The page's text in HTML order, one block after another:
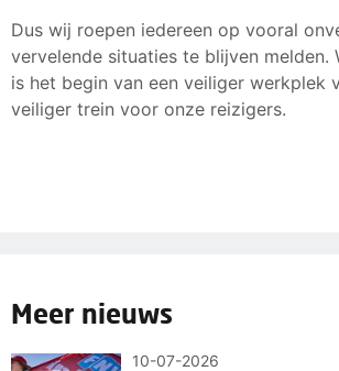
Dus wij roepen iedereen op vooral
vervelende situaties te blijven melden.
is het begin van een veiliger werkplek
veiliger trein voor onze reizigers.
Meer nieuws
10-07-2026